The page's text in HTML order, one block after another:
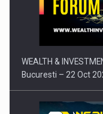
Comunicat de
WEALTH &
Bucuresti – 22 Oct